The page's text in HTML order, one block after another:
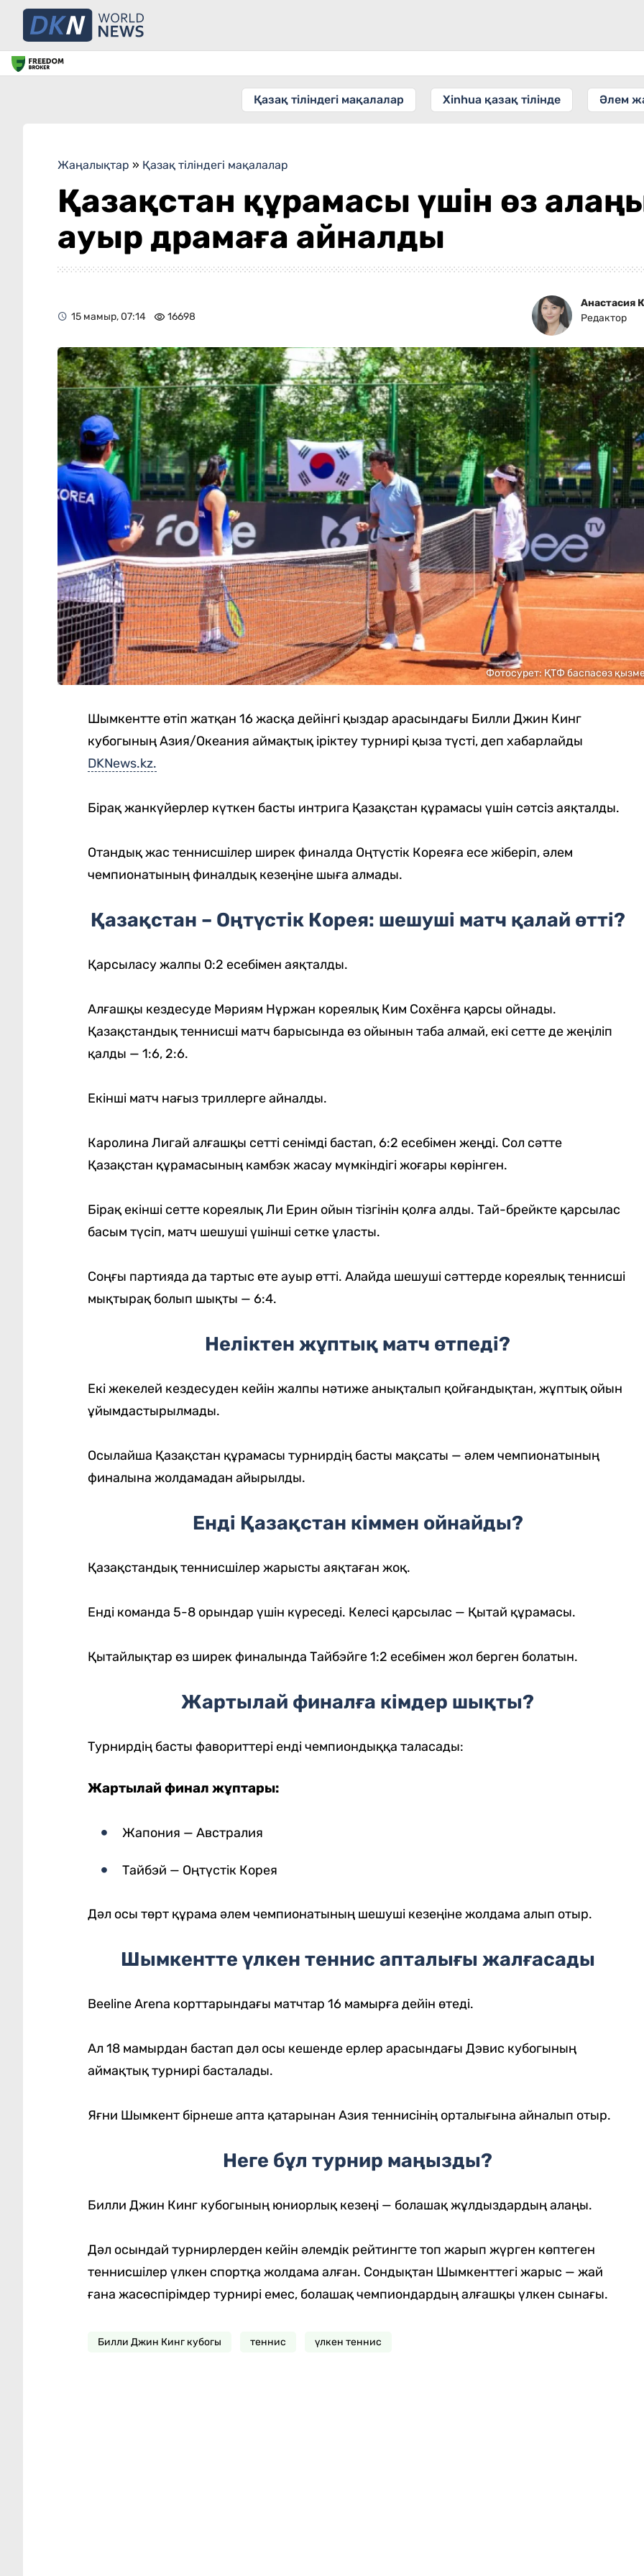
Қазақ тіліндегі мақалалар Xinhua қазақ тілінде Әлем
Жаңалықтар » Қазақ тіліндегі мақалалар
Қазақстан құрамасы үшін өз
ауыр драмаға айналды
15 мамыр, 07:14 16698
Анастасия
Редактор
Фотосурет: ҚТФ баспасөз
Шымкентте өтіп жатқан 16 жасқа дейінгі қыздар арасындағы Билли Джин Кинг
кубогының Азия/Океания аймақтық іріктеу турнирі қыза түсті, деп хабарлайды
DKNews.kz.
Бірақ жанкүйерлер күткен басты интрига Қазақстан құрамасы үшін сәтсіз аяқталды.
Отандық жас теннисшілер ширек финалда Оңтүстік Кореяға есе жіберіп, әлем
чемпионатының финалдық кезеңіне шыға алмады.
Қазақстан – Оңтүстік Корея: шешуші матч қалай өтті?
Қарсыласу жалпы 0:2 есебімен аяқталды.
Алғашқы кездесуде Мәриям Нұржан кореялық Ким Сохёнға қарсы ойнады.
Қазақстандық теннисші матч барысында өз ойынын таба алмай, екі сетте де жеңіліп
қалды — 1:6, 2:6.
Екінші матч нағыз триллерге айналды.
Каролина Лигай алғашқы сетті сенімді бастап, 6:2 есебімен жеңді. Сол сәтте
Қазақстан құрамасының камбэк жасау мүмкіндігі жоғары көрінген.
Бірақ екінші сетте кореялық Ли Ерин ойын тізгінін қолға алды. Тай-брейкте қарсылас
басым түсіп, матч шешуші үшінші сетке ұласты.
Соңғы партияда да тартыс өте ауыр өтті. Алайда шешуші сәттерде кореялық теннисші
мықтырақ болып шықты — 6:4.
Неліктен жұптық матч өтпеді?
Екі жекелей кездесуден кейін жалпы нәтиже анықталып қойғандықтан, жұптық ойын
ұйымдастырылмады.
Осылайша Қазақстан құрамасы турнирдің басты мақсаты — әлем чемпионатының
финалына жолдамадан айырылды.
Енді Қазақстан кіммен ойнайды?
Қазақстандық теннисшілер жарысты аяқтаған жоқ.
Енді команда 5-8 орындар үшін күреседі. Келесі қарсылас — Қытай құрамасы.
Қытайлықтар өз ширек финалында Тайбэйге 1:2 есебімен жол берген болатын.
Жартылай финалға кімдер шықты?
Турнирдің басты фавориттері енді чемпиондыққа таласады:
Жартылай финал жұптары:
Жапония — Австралия
Тайбэй — Оңтүстік Корея
Дәл осы төрт құрама әлем чемпионатының шешуші кезеңіне жолдама алып отыр.
Шымкентте үлкен теннис апталығы жалғасады
Beeline Arena корттарындағы матчтар 16 мамырға дейін өтеді.
Ал 18 мамырдан бастап дәл осы кешенде ерлер арасындағы Дэвис кубогының
аймақтық турнирі басталады.
Яғни Шымкент бірнеше апта қатарынан Азия теннисінің орталығына айналып отыр.
Неге бұл турнир маңызды?
Билли Джин Кинг кубогының юниорлық кезеңі — болашақ жұлдыздардың алаңы.
Дәл осындай турнирлерден кейін әлемдік рейтингте топ жарып жүрген көптеген
теннисшілер үлкен спортқа жолдама алған. Сондықтан Шымкенттегі жарыс — жай
ғана жасөспірімдер турнирі емес, болашақ чемпиондардың алғашқы үлкен сынағы.
Билли Джин Кинг кубогы теннис үлкен теннис